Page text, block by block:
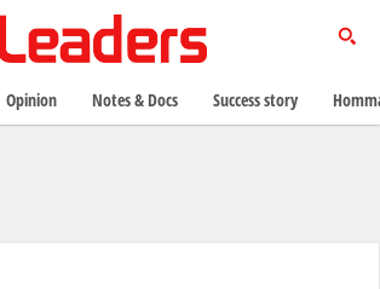
Opinion Notes & Docs Success story